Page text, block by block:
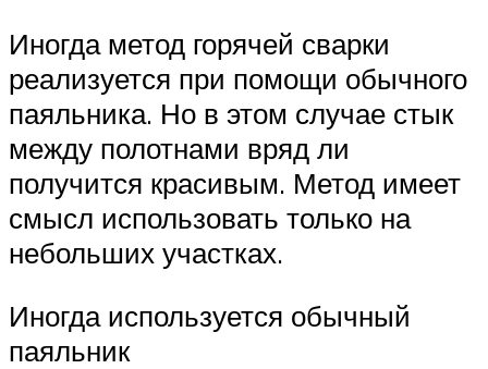
Иногда метод горячей сварки
реализуется при помощи обычного
паяльника. Но в этом случае стык
между полотнами вряд ли
получится красивым. Метод имеет
смысл использовать только на
небольших участках.
Иногда используется обычный
паяльник